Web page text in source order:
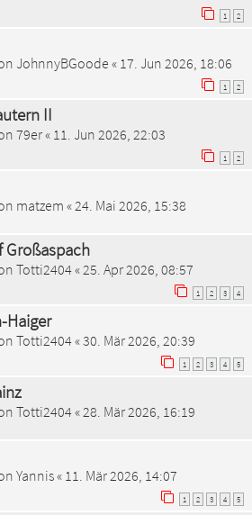
1 2
JohnnyBGoode « 17. Jun 2026, 18:06
1 2
II
79er« 11. Jun 2026, 22:03
1 2
matzem « 24. Mai 2026, 15:38
Großaspach
Totti2404« 25. Apr 2026, 08:57
1 2 3 4
Haiger
Totti2404«30. Mär 2026, 20:39
1 2 3 4 5
Totti2404«28. Mär 2026, 16:19
Yannis« 11. Mär 2026, 14:07
1 2 3 4 5